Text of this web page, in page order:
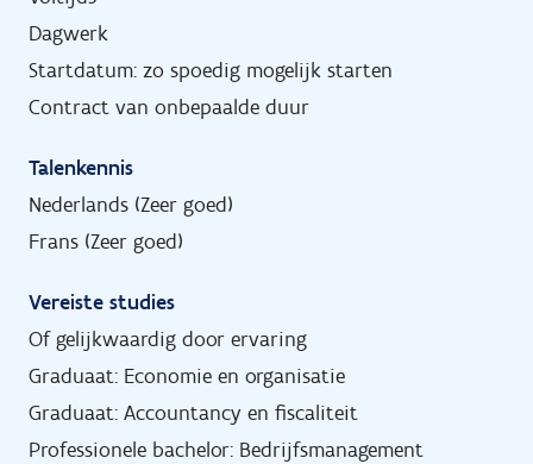
Dagwerk
Startdatum: zo spoedig mogelijk starten
Contract van onbepaalde duur
Talenkennis
Nederlands (Zeer goed)
Frans (Zeer goed)
Vereiste studies
Of gelijkwaardig door ervaring
Graduaat: Economie en organisatie
Graduaat: Accountancy en fiscaliteit
Professionele bachelor: Bedrijfsmanagement